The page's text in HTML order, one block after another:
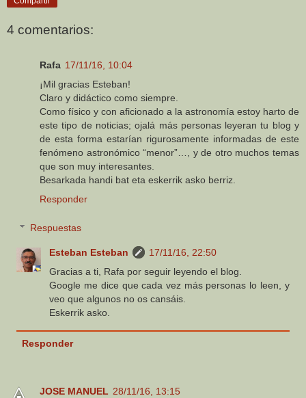
4 comentarios:
Rafa 17/11/16, 10:04
¡Mil gracias Esteban!
Claro y didáctico como siempre.
Como físico y con aficionado a la astronomía estoy harto de
este tipo de noticias; ojalá más personas leyeran tu blog y
de esta forma estarían rigurosamente informadas de este
fenómeno astronómico “menor”…, y de otro muchos temas
que son muy interesantes.
Besarkada handi bat eta eskerrik asko berriz.
Responder
Respuestas
Esteban Esteban
17/11/16, 22:50
Gracias a ti, Rafa por seguir leyendo el blog.
Google me dice que cada vez más personas lo leen, y
veo que algunos no os cansáis.
Eskerrik asko.
Responder
JOSE MANUEL 28/11/16, 13:15